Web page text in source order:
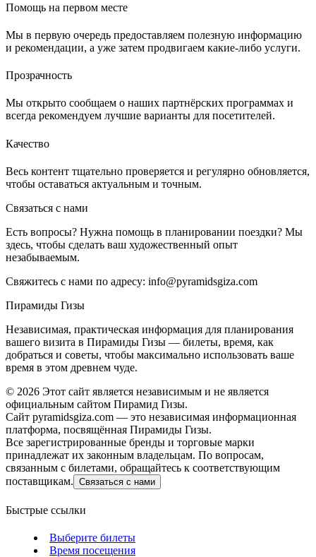
Помощь на первом месте
Мы в первую очередь предоставляем полезную информацию
и рекомендации, а уже затем продвигаем какие-либо услуги.
Прозрачность
Мы открыто сообщаем о наших партнёрских программах и
всегда рекомендуем лучшие варианты для посетителей.
Качество
Весь контент тщательно проверяется и регулярно обновляется,
чтобы оставаться актуальным и точным.
Связаться с нами
Есть вопросы? Нужна помощь в планировании поездки? Мы
здесь, чтобы сделать ваш художественный опыт
незабываемым.
Свяжитесь с нами по адресу: info@pyramidsgiza.com
Пирамиды Гизы
Независимая, практическая информация для планирования
вашего визита в Пирамиды Гизы — билеты, время, как
добраться и советы, чтобы максимально использовать ваше
время в этом древнем чуде.
© 2026 Этот сайт является независимым и не является
официальным сайтом Пирамид Гизы.
Сайт pyramidsgiza.com — это независимая информационная
платформа, посвящённая Пирамиды Гизы.
Все зарегистрированные бренды и торговые марки
принадлежат их законным владельцам. По вопросам,
связанным с билетами, обращайтесь к соответствующим
поставщикам. Связаться с нами
Быстрые ссылки
Выберите билеты
Время посещения